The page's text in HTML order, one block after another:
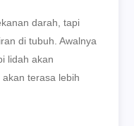
darah, tapi
di tubuh. Awalnya
lidah akan
terasa lebih